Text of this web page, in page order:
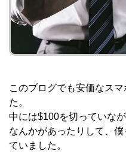
このブログでも安価なス
た。
中には$100を切っていな
なんかがあったりして、
ていました。